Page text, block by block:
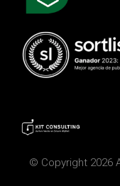
© Copyright 2026